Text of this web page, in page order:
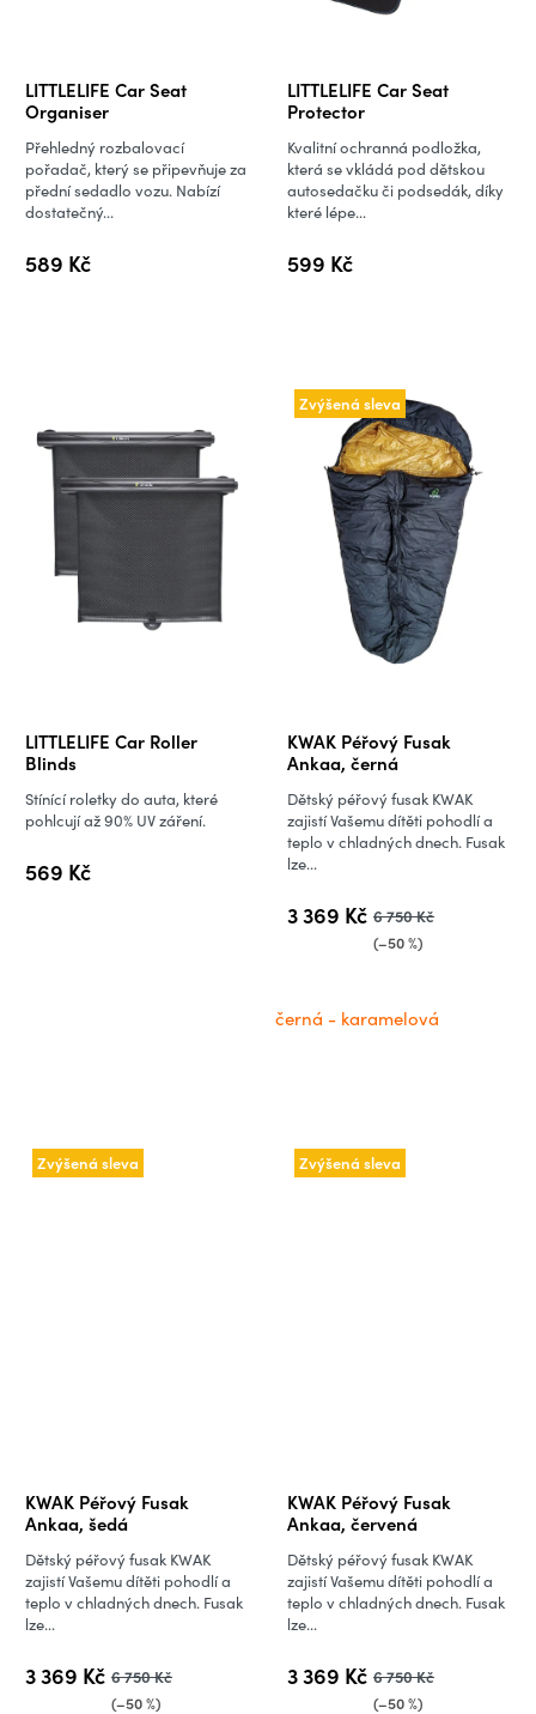
LITTLELIFE Car Seat
Organiser
589 Kč
Přehledný rozbalovací
pořadač, který se připevňuje za
přední sedadlo vozu. Nabízí
dostatečný...
LITTLELIFE Car Seat
Protector
599 Kč
Kvalitní ochranná podložka,
která se vkládá pod dětskou
autosedačku či podsedák, díky
které lépe...
LITTLELIFE Car Roller
Blinds
569 Kč
Stínící roletky do auta, které
pohlcují až 90% UV záření.
Zvýšená sleva
KWAK Péřový Fusak
Ankaa, černá
3 369 Kč 6 750 Kč
(–50 %)
Dětský péřový fusak KWAK
zajistí Vašemu dítěti pohodlí a
teplo v chladných dnech. Fusak
lze...
černá - karamelová
Zvýšená sleva
KWAK Péřový Fusak
Ankaa, šedá
3 369 Kč 6 750 Kč
(–50 %)
Dětský péřový fusak KWAK
zajistí Vašemu dítěti pohodlí a
teplo v chladných dnech. Fusak
lze...
Zvýšená sleva
KWAK Péřový Fusak
Ankaa, červená
3 369 Kč 6 750 Kč
(–50 %)
Dětský péřový fusak KWAK
zajistí Vašemu dítěti pohodlí a
teplo v chladných dnech. Fusak
lze...